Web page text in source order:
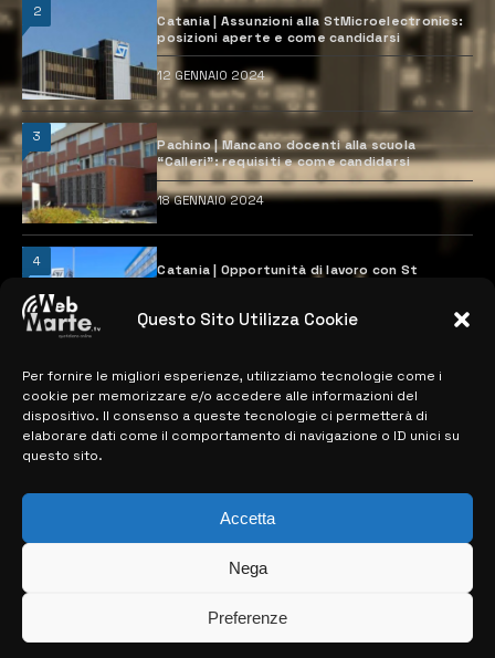
Questo Sito Utilizza Cookie
Per fornire le migliori esperienze, utilizziamo tecnologie come i
cookie per memorizzare e/o accedere alle informazioni del
dispositivo. Il consenso a queste tecnologie ci permetterà di
elaborare dati come il comportamento di navigazione o ID unici su
questo sito.
Accetta
Nega
Preferenze
2
Catania | Assunzioni alla StMicroelectronics:
posizioni aperte e come candidarsi
12 GENNAIO 2024
3
Pachino | Mancano docenti alla scuola
“Calleri”: requisiti e come candidarsi
18 GENNAIO 2024
4
Catania | Opportunità di lavoro con St
28 MARZO 2024
MAPPA DEL SITO
> NOTIZIE
> CONTATTI